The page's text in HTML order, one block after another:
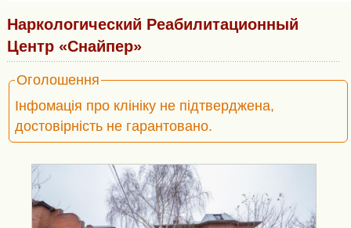
Наркологический Реабилитационный
Центр «Снайпер»
Оголошення
Інфомація про клініку не підтверджена,
достовірність не гарантовано.